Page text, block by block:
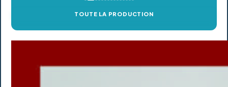
TOUTE LA PRODUCTION